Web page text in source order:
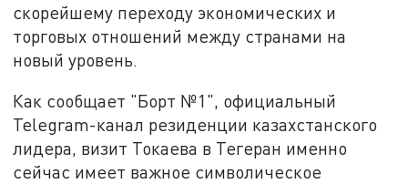
скорейшему переходу экономических и
торговых отношений между странами на
новый уровень.
Как сообщает "Борт №1", официальный
Telegram-канал резиденции казахстанского
лидера, визит Токаева в Тегеран именно
сейчас имеет важное символическое